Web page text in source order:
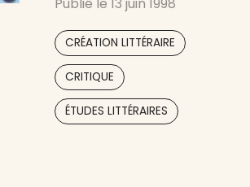
nouvelles qu’ils ont toujours
aimé, mais trouvé uniquement
en anglais ou en traduction !
En plus d’un solide contenu de
nouvelles inédites, Alibis
présentera
CRÉATION LITTÉRAIRE
CRITIQUE
ÉTUDES LITTÉRAIRES